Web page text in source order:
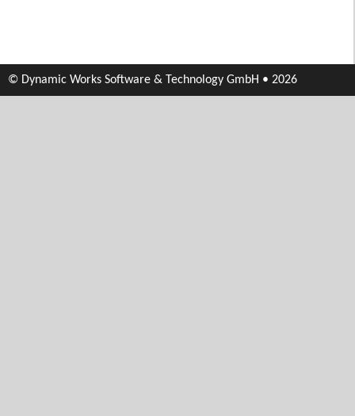
© Dynamic Works Software & Technology GmbH • 2026